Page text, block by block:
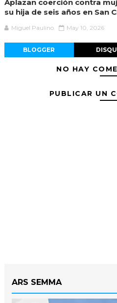
Aplazan coerción contra
su hija de seis años en San
Miguel Paulino May 10, 2026
BLOGGER
NO HAY
PUBLICAR UN
ARS SEMMA